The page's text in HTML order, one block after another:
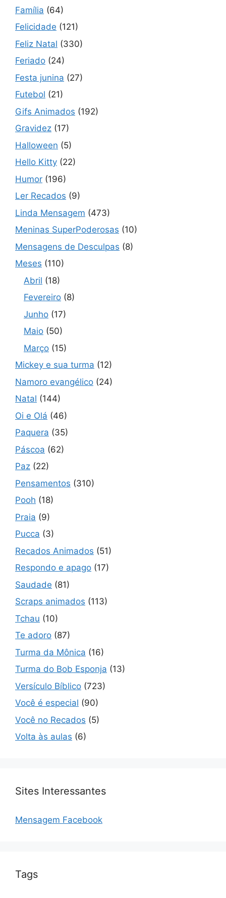
Família (64)
Felicidade (121)
Feliz Natal (330)
Feriado (24)
Festa junina (27)
Futebol (21)
Gifs Animados (192)
Gravidez (17)
Halloween (5)
Hello Kitty (22)
Humor (196)
Ler Recados (9)
Linda Mensagem (473)
Meninas SuperPoderosas (10)
Mensagens de Desculpas (8)
Meses (110)
Abril (18)
Fevereiro (8)
Junho (17)
Maio (50)
Março (15)
Mickey e sua turma (12)
Namoro evangélico (24)
Natal (144)
Oi e Olá (46)
Paquera (35)
Páscoa (62)
Paz (22)
Pensamentos (310)
Pooh (18)
Praia (9)
Pucca (3)
Recados Animados (51)
Respondo e apago (17)
Saudade (81)
Scraps animados (113)
Tchau (10)
Te adoro (87)
Turma da Mônica (16)
Turma do Bob Esponja (13)
Versículo Bíblico (723)
Você é especial (90)
Você no Recados (5)
Volta às aulas (6)
Sites Interessantes
Mensagem Facebook
Tags